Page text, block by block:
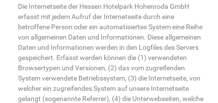
Die Internetseite der Hessen Hotelpark Hohenroda GmbH
erfasst mit jedem Aufruf der Internetseite durch eine
betroffene Person oder ein automatisiertes System eine Reihe
von allgemeinen Daten und Informationen. Diese allgemeinen
Daten und Informationen werden in den Logfiles des Servers
gespeichert. Erfasst werden können die (1) verwendeten
Browsertypen und Versionen, (2) das vom zugreifenden
System verwendete Betriebssystem, (3) die Internetseite, von
welcher ein zugreifendes System auf unsere Internetseite
gelangt (sogenannte Referrer), (4) die Unterwebseiten, welche